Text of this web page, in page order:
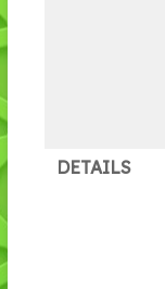
DETAILS